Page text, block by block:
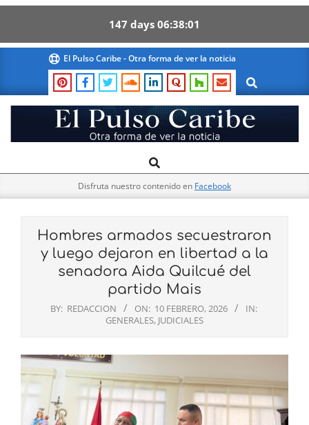
147 days 06 38 00
content
El Pulso Caribe - Otra forma de ver la noticia
Search
El
Pulso
Navigation
Search
Disfruta nuestro contenido en Facebook
Hombres armados secuestraron
y luego dejaron en libertad a la
senadora Aida Quilcué del
partido Mais
BY: REDACCION ON: 10 FEBRERO, 2026
IN:
GENERALES, JUDICIALES